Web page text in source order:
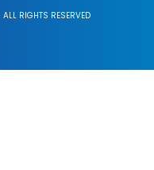
RIGHTS RESERVED